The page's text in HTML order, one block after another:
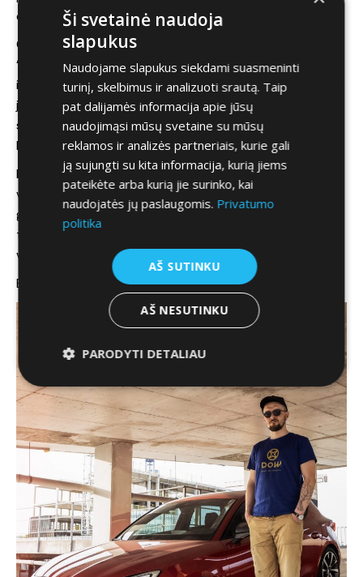
čia Vilnius. Net “klevo lapai” važinėja bent +10.
Galinė kamera, kaip mano mama mėgdavo sakyti –
“nonsensas”. Su ryškumu viskas tvarkoje. Bet vaizdas
išlenkiamas tiek stipriai, kad likus dar 1-2 metrams iki sienos
jau pradeda atrodyti, kad į ją atsitrenksi. Parktronikai
situaciją gelbsti, bet judėti atbulomis vistiek tampa
baisoka. Nesinori gi gražuolį FR bamperį subraižyt.
Nesuvokiama: kodėl ijungus atbulinį keleivio pusės
veidrodėlis pakyla aukštyn? Suprantu, kad tai funkcija, kurią
galima persistatyti, tačiau klausimas toks: kam apskritai
tokia funkcija automobilyje? Kas ir kodėl žiūrės aukštyn
važiuojant i garžą, ar parkingą?
Bonus: puiki garso izoliacija.
Ši svetainė naudoja
slapukus
Naudojame slapukus siekdami suasmeninti
turinį, skelbimus ir analizuoti srautą. Taip
pat dalijamės informacija apie jūsų
naudojimąsi mūsų svetaine su mūsų
reklamos ir analizės partneriais, kurie gali
ją sujungti su kita informacija, kurią jiems
pateikėte arba kurią jie surinko, kai
naudojatės jų paslaugomis. Privatumo
politika
AŠ SUTINKU
AŠ NESUTINKU
PARODYTI DETALIAU